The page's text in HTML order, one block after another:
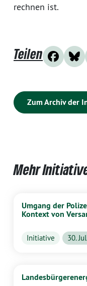
rechnen ist.
Teilen
Zum Archiv der
Mehr
Umgang der
Kontext von
Initiative 30.